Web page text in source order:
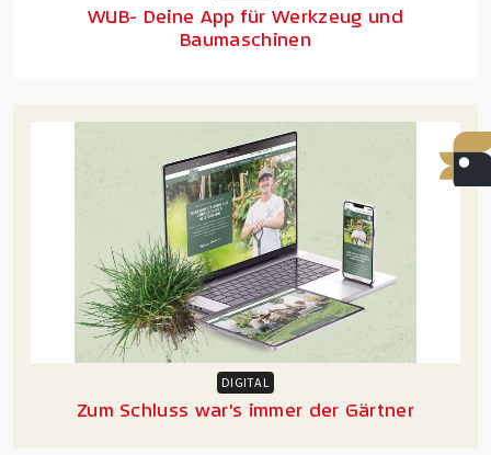
WUB- Deine App für Werkzeug und
Baumaschinen
DIGITAL
Zum Schluss war's immer der Gärtner